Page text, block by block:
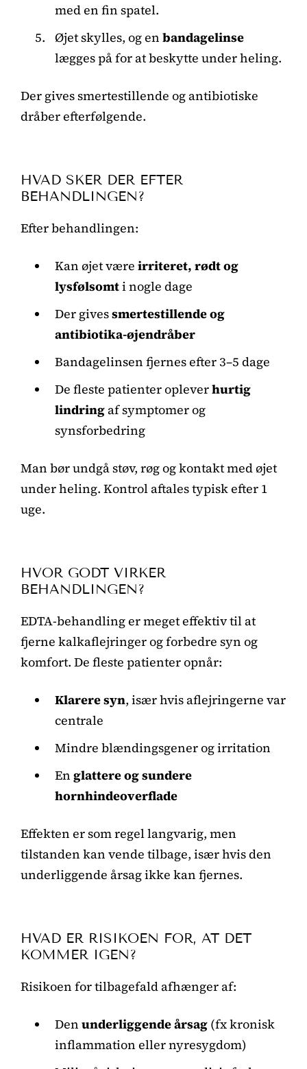
med en fin spatel.
Øjet skylles, og en bandagelinse
lægges på for at beskytte under heling.
Der gives smertestillende og antibiotiske
dråber efterfølgende.
HVAD SKER DER EFTER
BEHANDLINGEN?
Efter behandlingen:
Kan øjet være irriteret, rødt og
lysfølsomti nogle dage
Der givessmertestillende og
antibiotika-øjendråber
Bandagelinsen fjernes efter 3–5 dage
De fleste patienter opleverhurtig
lindringaf symptomer og
synsforbedring
Man bør undgå støv, røg og kontakt med øjet
under heling. Kontrol aftales typisk efter 1
uge.
HVOR GODT VIRKER
BEHANDLINGEN?
EDTA-behandling er meget effektiv til at
fjerne kalkaflejringer og forbedre syn og
komfort. De fleste patienter opnår:
Klarere syn, især hvis aflejringerne var
centrale
Mindre blændingsgener og irritation
En glattere og sundere
hornhindeoverflade
Effekten er som regel langvarig, men
tilstanden kan vende tilbage, især hvis den
underliggende årsag ikke kan fjernes.
HVAD ER RISIKOEN FOR, AT DET
KOMMER IGEN?
Risikoen for tilbagefald afhænger af:
Den underliggende årsag (fx kronisk
inflammation eller nyresygdom)